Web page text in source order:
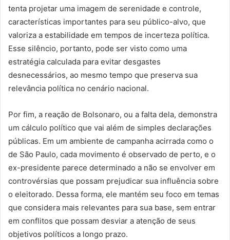
tenta projetar uma imagem de serenidade e controle,
características importantes para seu público-alvo, que
valoriza a estabilidade em tempos de incerteza política.
Esse silêncio, portanto, pode ser visto como uma
estratégia calculada para evitar desgastes
desnecessários, ao mesmo tempo que preserva sua
relevância política no cenário nacional.
Por fim, a reação de Bolsonaro, ou a falta dela, demonstra
um cálculo político que vai além de simples declarações
públicas. Em um ambiente de campanha acirrada como o
de São Paulo, cada movimento é observado de perto, e o
ex-presidente parece determinado a não se envolver em
controvérsias que possam prejudicar sua influência sobre
o eleitorado. Dessa forma, ele mantém seu foco em temas
que considera mais relevantes para sua base, sem entrar
em conflitos que possam desviar a atenção de seus
objetivos políticos a longo prazo.